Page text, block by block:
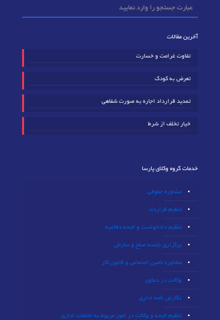
آخرین مقالات
تفاوت غرامت و خسارت
تعرض به کودک
تمدید قرارداد اجاره به صورت شفاهی
خیار تخلف از شرط
خدمات گروه وکلای پارسا
مشاوره حقوقی
تنظیم قرارداد
تنظیم دادخواست و لایحه دفاعیه
برگزاری جلسه صلح و سازش
مشاوره تامین اجتماعی و قانون کار
وکالت در دعاوی
نگارش نامه اداری
تنظیم لایحه و وکالت در امور مربوط به تخلفات اداری